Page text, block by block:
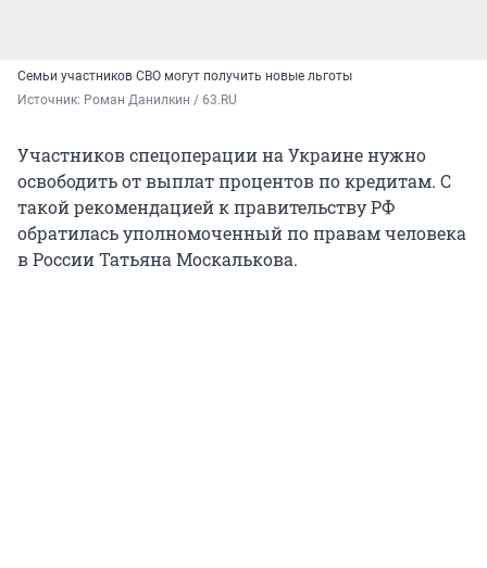
Семьи участников СВО могут получить новые льготы
Источник: Роман Данилкин / 63.RU
Участников спецоперации на Украине нужно
освободить от выплат процентов по кредитам. С
такой рекомендацией к правительству РФ
обратилась уполномоченный по правам человека
в России Татьяна Москалькова.